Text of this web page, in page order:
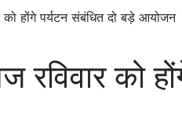
होंगे पर्यटन संबंधित दो बड़े आयोजन
को